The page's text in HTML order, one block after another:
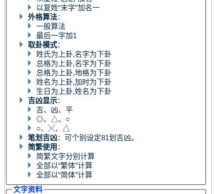
以复姓“末字”加名一
外格算法：
一般算法
最后一字加1
取卦模式：
姓氏为上卦,名字为下卦
总格为上卦,名字为下卦
总格为上卦,地格为下卦
姓名为上卦,加时为下卦
生日为上卦,姓名为下卦
吉凶显示：
吉、凶、平
◎、△、○
○、╳、△
笔划吉凶：可个别设定81划吉凶。
简繁使用 ：
简繁文字分别计算
全部以“繁体”计算
全部以“简体”计算
文字资料